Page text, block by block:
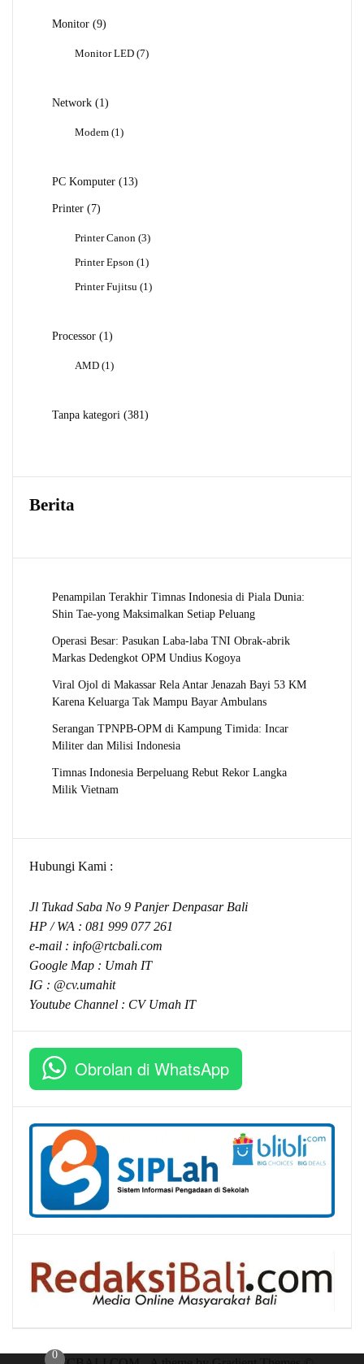
Monitor 99
Monitor LED 77
Network 11
Modem 1 1
PC Komputer 1313
Printer
77
Printer Canon 33
Printer Epson
1 1
Printer Fujitsu
1 1
Processor 11
AMD 1 1
Tanpa kategori 381381
Berita
Penampilan Terakhir Timnas Indonesia di Piala Dunia:
Shin Tae-yong Maksimalkan Setiap Peluang
Operasi Besar: Pasukan Laba-laba TNI Obrak-abrik
Markas Dedengkot OPM Undius Kogoya
Viral Ojol di Makassar Rela Antar Jenazah Bayi 53 KM
Karena Keluarga Tak Mampu Bayar Ambulans
Serangan TPNPB-OPM di Kampung Timida: Incar
Militer dan Milisi Indonesia
Timnas Indonesia Berpeluang Rebut Rekor Langka
Milik Vietnam
Hubungi Kami :
Jl Tukad Saba No 9 Panjer Denpasar Bali
HP / WA : 081 999 077 261
e-mail : info@rtcbali.com
Google Map : Umah IT
IG : @cv.umahit
Youtube Channel : CV Umah IT
Obrolan di WhatsApp
0